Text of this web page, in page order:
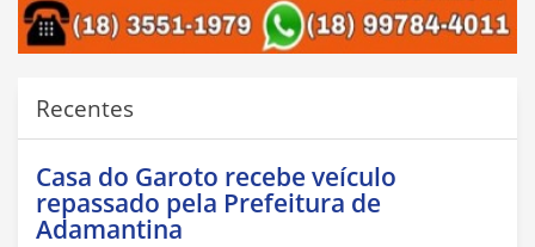
Recentes
Casa do Garoto recebe veículo
repassado pela Prefeitura de
Adamantina